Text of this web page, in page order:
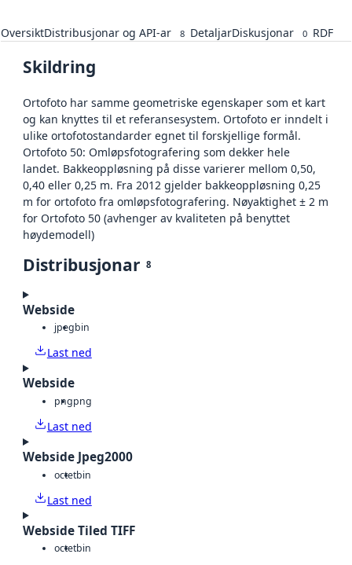
OversiktDistribusjonar og API-ar 8 DetaljarDiskusjonar 0 RDF
Skildring
Ortofoto har samme geometriske egenskaper som et kart
og kan knyttes til et referansesystem. Ortofoto er inndelt i
ulike ortofotostandarder egnet til forskjellige formål.
Ortofoto 50: Omløpsfotografering som dekker hele
landet. Bakkeoppløsning på disse varierer mellom 0,50,
0,40 eller 0,25 m. Fra 2012 gjelder bakkeoppløsning 0,25
m for ortofoto fra omløpsfotografering. Nøyaktighet ± 2 m
for Ortofoto 50 (avhenger av kvaliteten på benyttet
høydemodell)
Distribusjonar 8
Webside
jpegbin
Last ned
Webside
pngpng
Last ned
Webside Jpeg2000
octetbin
Last ned
Webside Tiled TIFF
octetbin